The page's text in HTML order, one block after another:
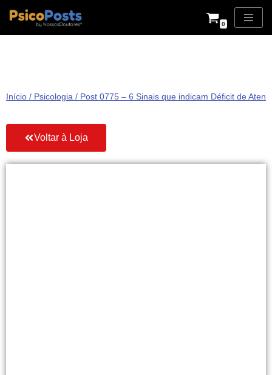
Pular
0
Início / Psicologia / Post 0775 – 6 Sinais que indicam Déficit de
Voltar à Loja